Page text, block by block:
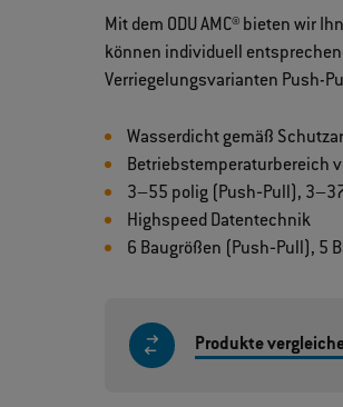
Mit dem ODU AMC® bieten wir
können individuell
Verriegelungsvarianten Push-
Wasserdicht gemäß
Betriebstemperaturbereich
3–55 polig (Push‐Pull),
Highspeed Datentechnik
6 Baugrößen (Push‐Pull), 5
Produkte